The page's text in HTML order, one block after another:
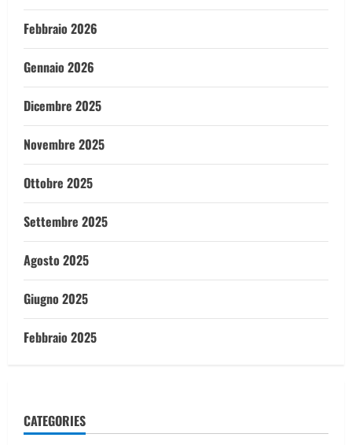
Febbraio 2026
Gennaio 2026
Dicembre 2025
Novembre 2025
Ottobre 2025
Settembre 2025
Agosto 2025
Giugno 2025
Febbraio 2025
CATEGORIES